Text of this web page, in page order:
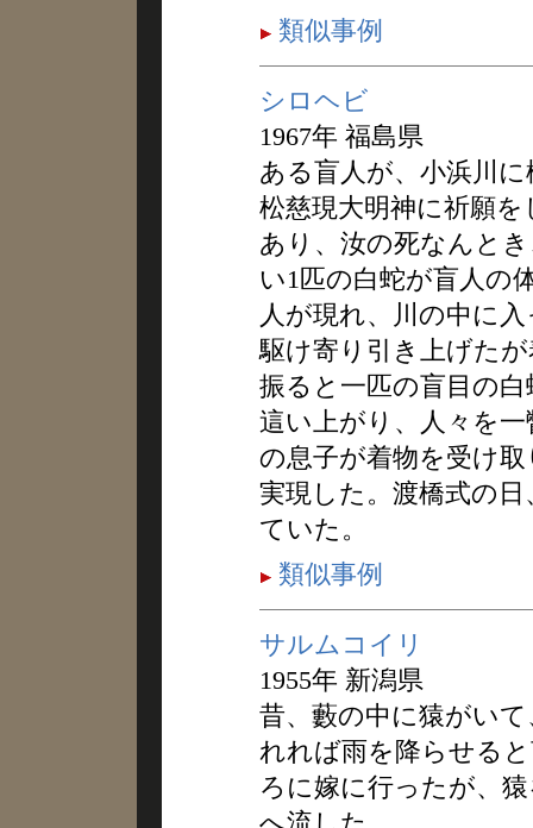
類似事例
シロヘビ
1967年 福島県
ある盲人が、小浜川
松慈現大明神に祈願
あり、汝の死なんと
い1匹の白蛇が盲人の
人が現れ、川の中に
駆け寄り引き上げた
振ると一匹の盲目の
這い上がり、人々を
の息子が着物を受け
実現した。渡橋式の
ていた。
類似事例
サルムコイリ
1955年 新潟県
昔、藪の中に猿がい
れれば雨を降らせる
ろに嫁に行ったが、